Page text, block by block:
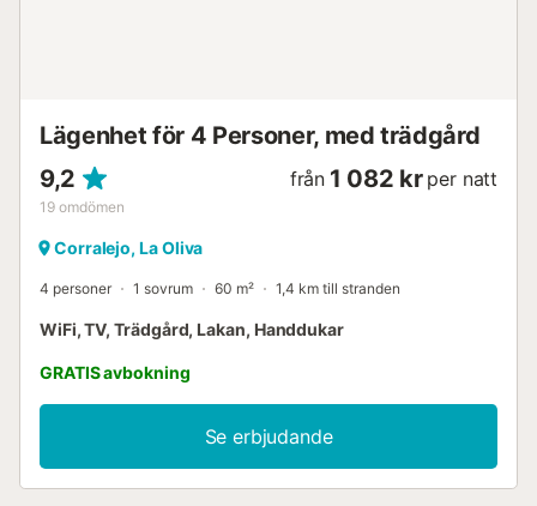
Lägenhet för 4 Personer, med trädgård
9,2
19 omdömen
från 1 082 kr per natt
Corralejo, La Oliva
4 personer 1 sovrum 60 m² 1,4 km till stranden
WiFi, TV, Trädgård, Lakan, Handdukar
GRATIS avbokning
Se erbjudande